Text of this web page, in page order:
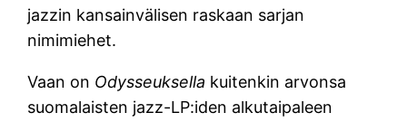
jazzin kansainvälisen raskaan sarjan
nimimiehet.
Vaan on Odysseuksella kuitenkin arvonsa
suomalaisten jazz-LP:iden alkutaipaleen